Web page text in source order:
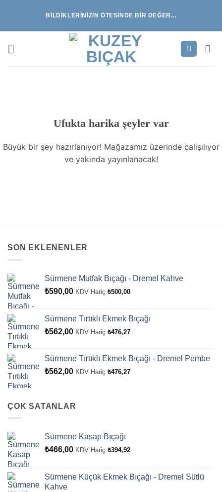
BILDIKLERINIZIN ÖTESINDE BIR DEĞER...
Ufukta harika şeyler var
Büyük bir şey hazırlanıyor! Mağazamız üzerinde çalışılıyor
ve yakında yayınlanacak!
SON EKLENENLER
Sürmene Mutfak Bıçağı - Dremel Kahve
₺590,00 KDV Hariç ₺500,00
Sürmene Tırtıklı Ekmek Bıçağı
₺562,00 KDV Hariç ₺476,27
Sürmene Tırtıklı Ekmek Bıçağı - Dremel Pembe
₺562,00 KDV Hariç ₺476,27
ÇOK SATANLAR
Sürmene Kasap Bıçağı
₺466,00 KDV Hariç ₺394,92
Sürmene Küçük Ekmek Bıçağı - Dremel Sütlü
Kahve